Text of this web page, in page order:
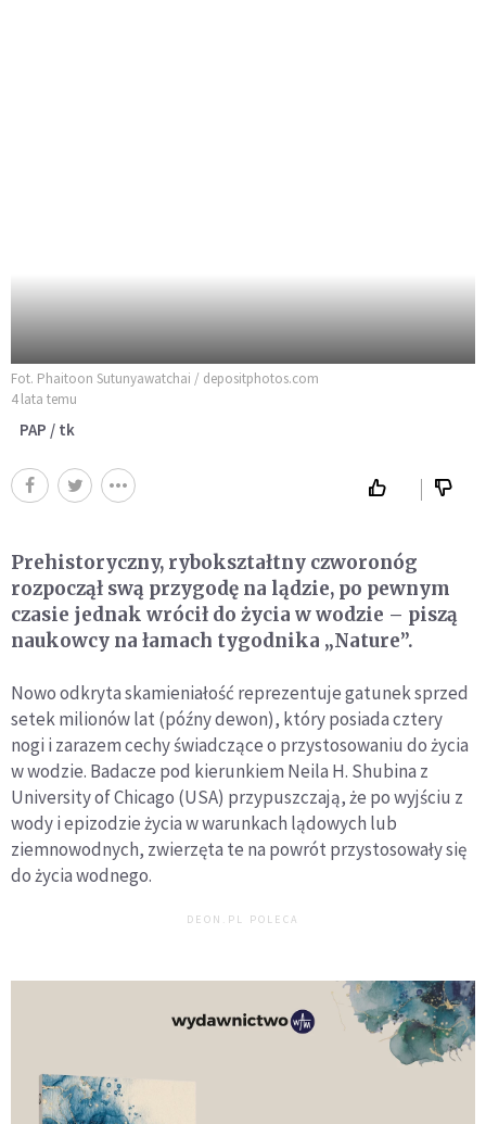
Fot. Phaitoon Sutunyawatchai / depositphotos.com
4 lata temu
PAP / tk
Prehistoryczny, rybokształtny czworonóg
rozpoczął swą przygodę na lądzie, po pewnym
czasie jednak wrócił do życia w wodzie – piszą
naukowcy na łamach tygodnika „Nature”.
Nowo odkryta skamieniałość reprezentuje gatunek sprzed
setek milionów lat (późny dewon), który posiada cztery
nogi i zarazem cechy świadczące o przystosowaniu do życia
w wodzie. Badacze pod kierunkiem Neila H. Shubina z
University of Chicago (USA) przypuszczają, że po wyjściu z
wody i epizodzie życia w warunkach lądowych lub
ziemnowodnych, zwierzęta te na powrót przystosowały się
do życia wodnego.
DEON.PL POLECA